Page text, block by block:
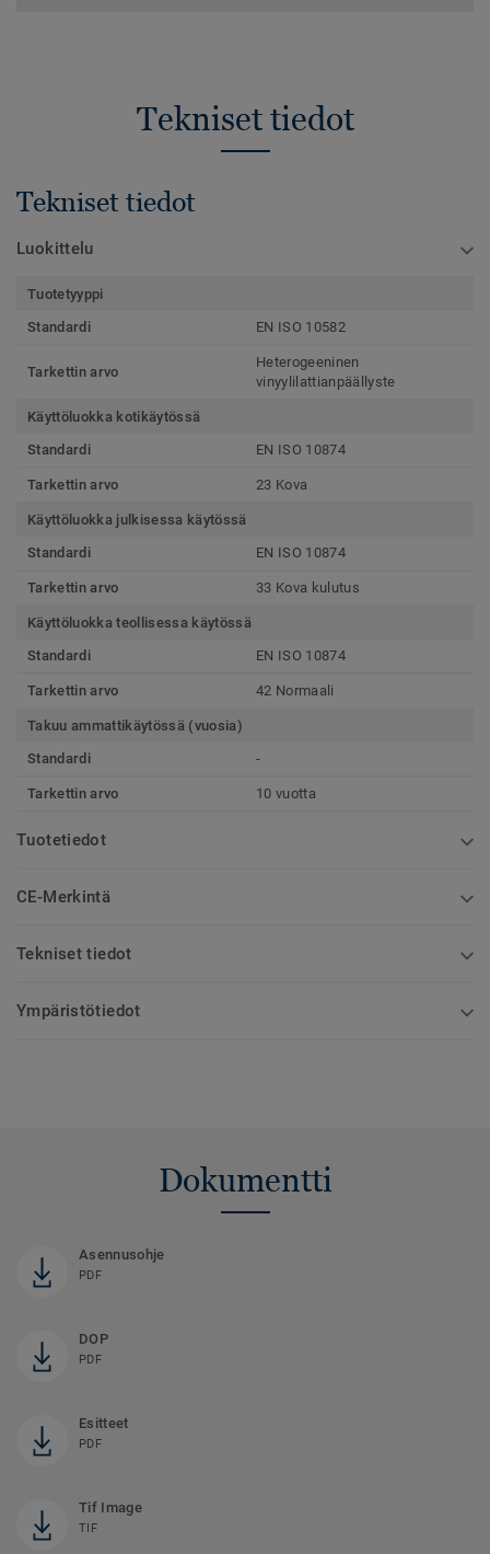
Tekniset tiedot
Tekniset tiedot
Luokittelu
Tuotetyyppi
Standardi
EN ISO 10582
Tarkettin arvo
Heterogeeninen
vinyylilattianpäällyste
Käyttöluokka kotikäytössä
Standardi
EN ISO 10874
Tarkettin arvo 23 Kova
Käyttöluokka julkisessa käytössä
Standardi
EN ISO 10874
Tarkettin arvo 33 Kova kulutus
Käyttöluokka teollisessa käytössä
Standardi
EN ISO 10874
Tarkettin arvo 42 Normaali
Takuu ammattikäytössä (vuosia)
Standardi
-
Tarkettin arvo 10 vuotta
Tuotetiedot
CE-Merkintä
Tekniset tiedot
Ympäristötiedot
Dokumentti
Asennusohje
PDF
DOP
PDF
Esitteet
PDF
Tif Image
TIF